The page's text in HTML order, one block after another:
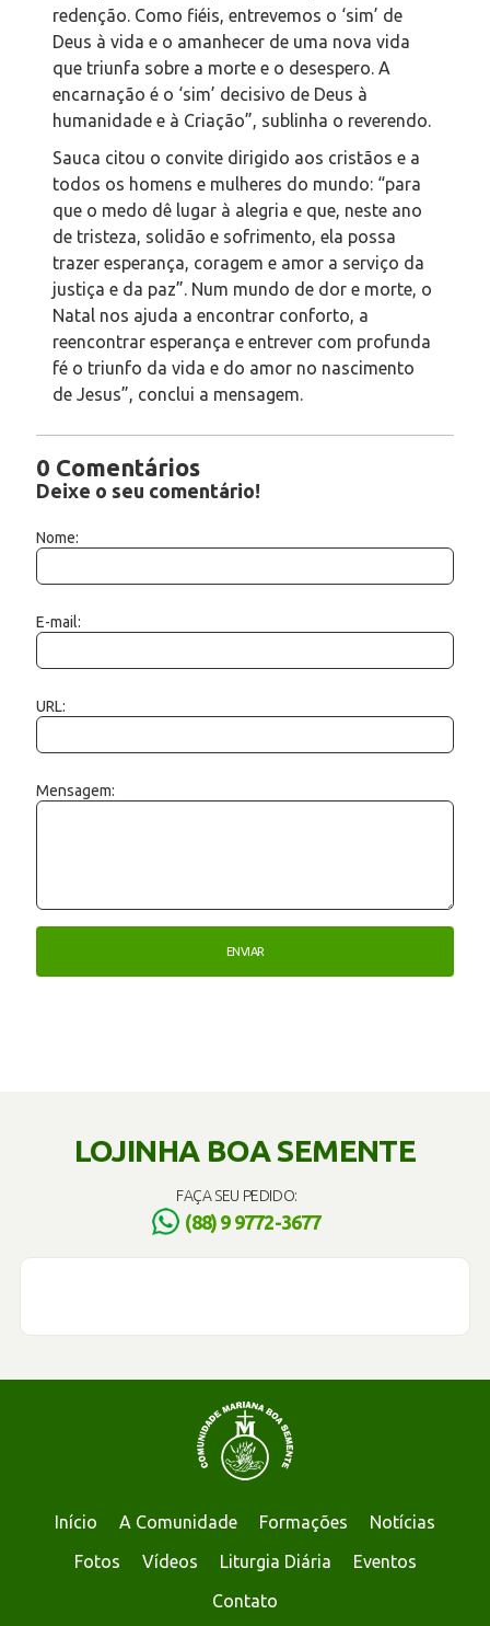
redenção. Como fiéis, entrevemos o ‘sim’ de
Deus à vida e o amanhecer de uma nova vida
que triunfa sobre a morte e o desespero. A
encarnação é o ‘sim’ decisivo de Deus à
humanidade e à Criação”, sublinha o reverendo.
Sauca citou o convite dirigido aos cristãos e a
todos os homens e mulheres do mundo: “para
que o medo dê lugar à alegria e que, neste ano
de tristeza, solidão e sofrimento, ela possa
trazer esperança, coragem e amor a serviço da
justiça e da paz”. Num mundo de dor e morte, o
Natal nos ajuda a encontrar conforto, a
reencontrar esperança e entrever com profunda
fé o triunfo da vida e do amor no nascimento
de Jesus”, conclui a mensagem.
0 Comentários
Deixe o seu comentário!
Nome:
E-mail:
URL:
Mensagem:
LOJINHA BOA SEMENTE
FAÇA SEU PEDIDO:
(88) 9 9772-3677
Início A Comunidade Formações
Notícias
Fotos
Vídeos Liturgia Diária
Eventos
Contato